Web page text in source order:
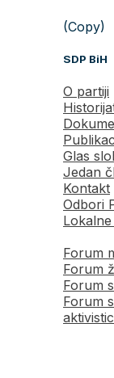
(Copy)
SDP BiH
O partiji
Glas
Jedan
Kontakt
Odbori
Forum
Forum
Forum
Forum